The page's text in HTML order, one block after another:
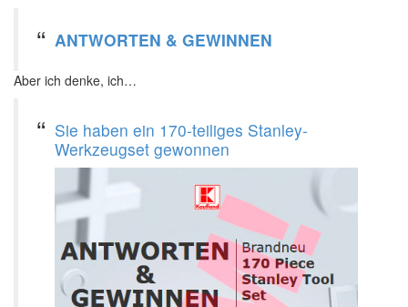
ANTWORTEN & GEWINNEN
Aber ich denke, ich…
Sie haben ein 170-teiliges Stanley-
Werkzeugset gewonnen